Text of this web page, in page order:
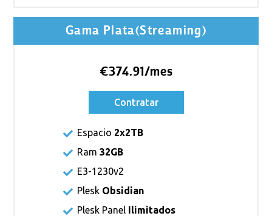
Gama Plata(Streaming)
€374.91/mes
Contratar
Espacio 2x2TB
Ram 32GB
E3-1230v2
Plesk Obsidian
Plesk Panel Ilimitados